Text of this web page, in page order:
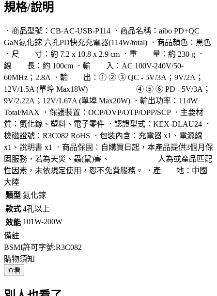
規格/說明
．商品型號：CB-AC-USB-P114 ．商品名稱：aibo PD+QC
GaN氮化鎵 六孔PD快充充電器(114W/total) ．商品顏色：黑色
．尺 寸：約 7.2 x 10.8 x 2.9 cm ．重 量：約 230 g ．
線 長：約 100cm ．輸 入：AC 100V-240V/50-
60MHz；2.8A ．輸 出：① ② ③ QC - 5V/3A；9V/2A；
12V/1.5A (單埠 Max18W) ④ ⑤ ⑥ PD - 5V/3A；
9V/2.22A；12V/1.67A (單埠 Max20W) ．輸出功率：114W
Total/MAX ．保護裝置：OCP/OVP/OTP/OPP/SCP ．主要材
質：氮化鎵、塑料、電子零件 ．認證型式：KEX-DLAU24 ．
檢磁證號：R3C082 RoHS ．包裝內含：充電器 x1、電源線
x1、說明書 x1 ．商品保固：自購買日起，本產品提供3個月保
固服務，若為天災、蟲(鼠)害、 人為或產品匹配
性因素，未依規定使用，恕不免費服務。 ．產 地：中國
大陸
類型 氮化鎵
款式 4孔以上
效能 101W-200W
備註
BSMI許可字號:R3C082
購物須知
查看